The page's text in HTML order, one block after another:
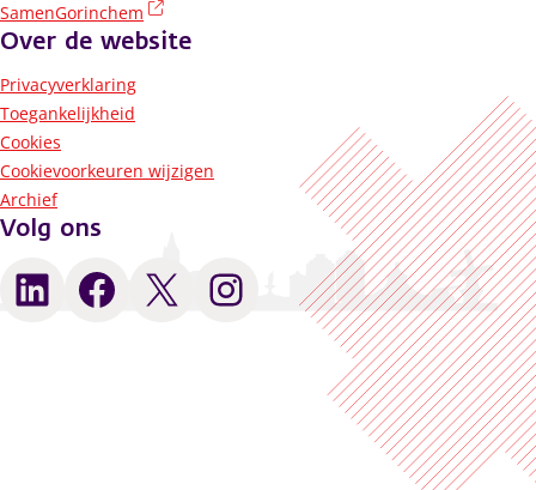
SamenGorinchem
Over de website
Privacyverklaring
Toegankelijkheid
Cookies
Cookievoorkeuren wijzigen
Archief
Volg ons
LinkedIn Facebook X Instagram